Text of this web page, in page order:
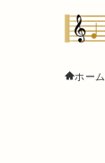
ホーム